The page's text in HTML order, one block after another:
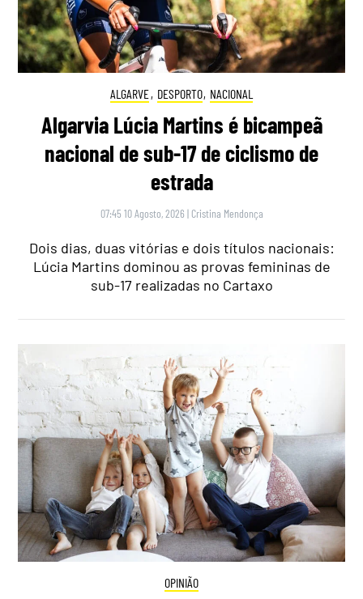
ALGARVE, DESPORTO, NACIONAL
Algarvia Lúcia Martins é bicampeã
nacional de sub-17 de ciclismo de
estrada
07:45 10 Agosto, 2026 | Cristina Mendonça
Dois dias, duas vitórias e dois títulos nacionais:
Lúcia Martins dominou as provas femininas de
sub-17 realizadas no Cartaxo
OPINIÃO